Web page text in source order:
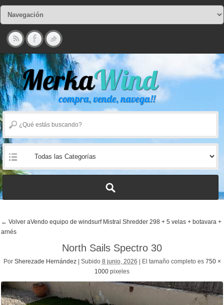
← Volver aVendo equipo de windsurf Mistral Shredder 298 + 5 velas + botavara +
arnés
North Sails Spectro 30
Por Sherezade Hernández Subido 8 junio, 2026 El tamaño completo es 750 ×
1000 pixeles